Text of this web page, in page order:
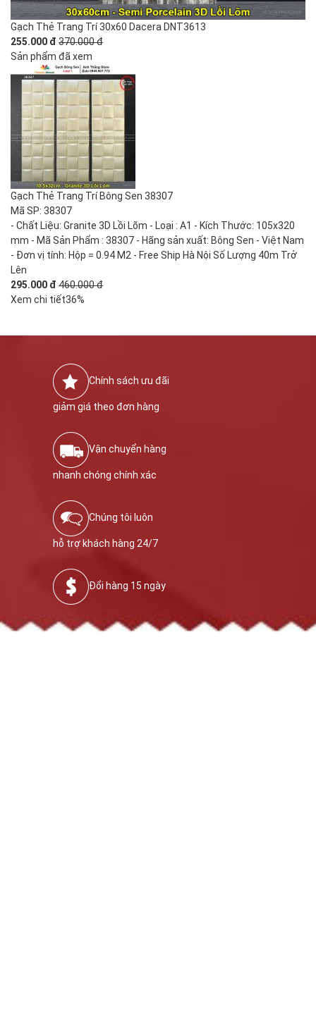
Gạch Thẻ Trang Trí 30x60 Dacera DNT3613
255.000 đ 370.000 đ
Sản phẩm đã xem
Gạch Thẻ Trang Trí Bông Sen 38307
Mã SP: 38307
- Chất Liệu: Granite 3D Lồi Lõm - Loại : A1 - Kích Thước: 105x320
mm - Mã Sản Phẩm : 38307 - Hãng sản xuất: Bông Sen - Việt Nam
- Đơn vị tính: Hộp = 0.94 M2 - Free Ship Hà Nội Số Lượng 40m Trở
Lên
295.000 đ 460.000 đ
Xem chi tiết36%
Chính sách ưu đãi
giảm giá theo đơn hàng
Vận chuyển hàng
nhanh chóng chính xác
Chúng tôi luôn
hỗ trợ khách hàng 24/7
Đổi hàng 15 ngày